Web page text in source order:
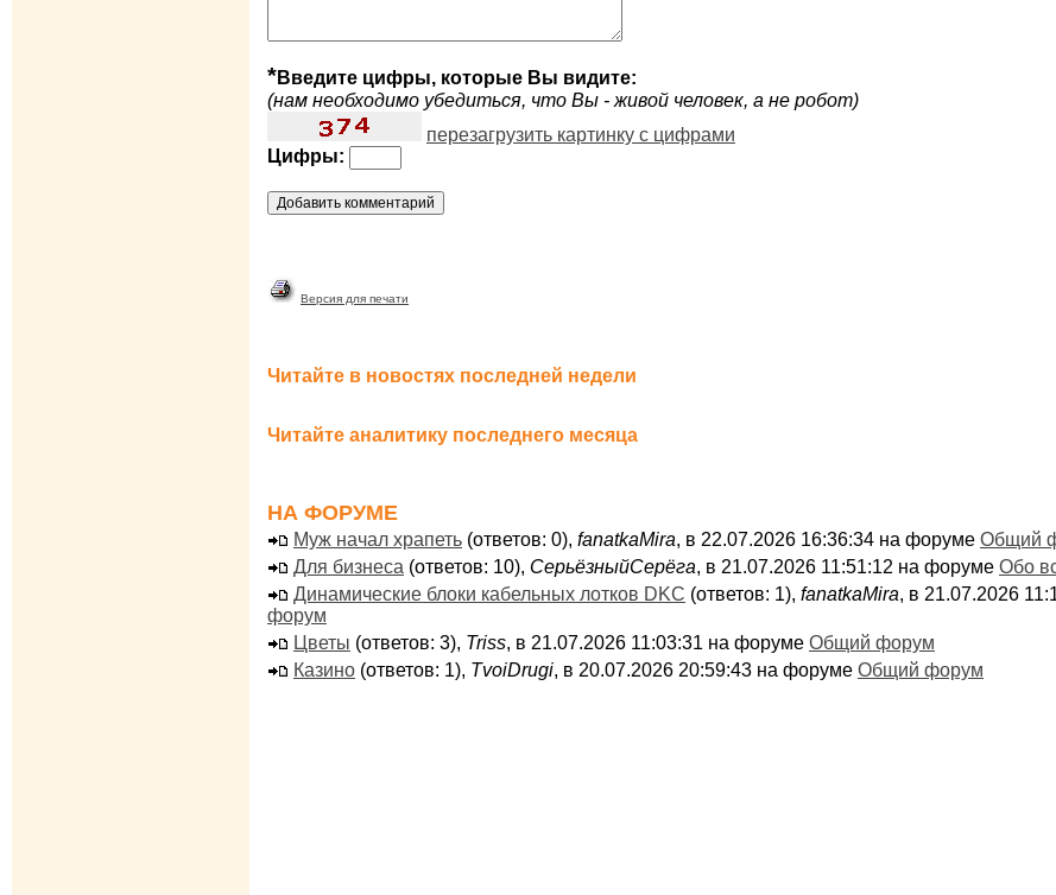
*Введите цифры, которые Вы видите:
(нам необходимо убедиться, что Вы - живой человек, а не робот)
перезагрузить картинку с цифрами
Цифры:
Версия для печати
Читайте в новостях последней недели
Читайте аналитику последнего месяца
НА ФОРУМЕ
Муж начал храпеть (ответов: 0), fanatkaMira, в 22.07.2026 16:36:34 на форуме Общий
Для бизнеса (ответов: 10), СерьёзныйСерёга, в 21.07.2026 11:51:12 на форуме Обо
Динамические блоки кабельных лотков DKC (ответов: 1), fanatkaMira, в 21.07.2026
форум
Цветы (ответов: 3), Triss, в 21.07.2026 11:03:31 на форуме Общий форум
Казино (ответов: 1), TvoiDrugi, в 20.07.2026 20:59:43 на форуме Общий форум